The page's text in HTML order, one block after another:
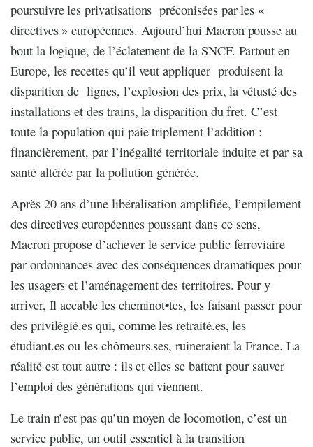
poursuivre les privatisations préconisées par les «
directives » européennes. Aujourd’hui Macron pousse au
bout la logique, de l’éclatement de la SNCF. Partout en
Europe, les recettes qu’il veut appliquer produisent la
disparition de lignes, l’explosion des prix, la vétusté des
installations et des trains, la disparition du fret. C’est
toute la population qui paie triplement l’addition :
financièrement, par l’inégalité territoriale induite et par sa
santé altérée par la pollution générée.
Après 20 ans d’une libéralisation amplifiée, l’empilement
des directives européennes poussant dans ce sens,
Macron propose d’achever le service public ferroviaire
par ordonnances avec des conséquences dramatiques pour
les usagers et l’aménagement des territoires. Pour y
arriver, Il accable les cheminot•tes, les faisant passer pour
des privilégié.es qui, comme les retraité.es, les
étudiant.es ou les chômeurs.ses, ruineraient la France. La
réalité est tout autre : ils et elles se battent pour sauver
l’emploi des générations qui viennent.
Le train n’est pas qu’un moyen de locomotion, c’est un
service public, un outil essentiel à la transition